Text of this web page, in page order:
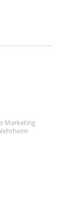
Marketing